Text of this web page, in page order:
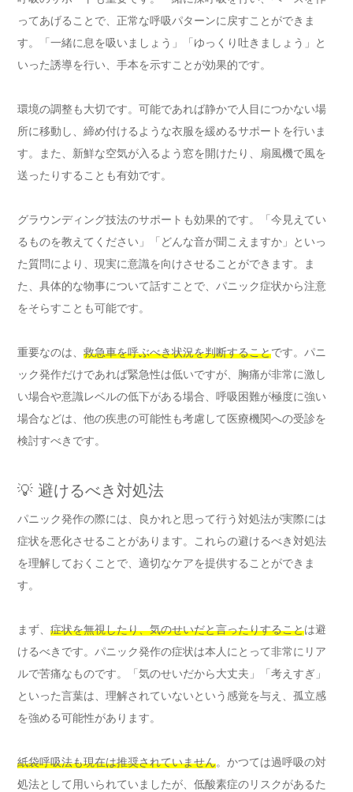
ってあげることで、正常な呼吸パターンに戻すことができま
す。「一緒に息を吸いましょう」「ゆっくり吐きましょう」と
いった誘導を行い、手本を示すことが効果的です。
環境の調整も大切です。可能であれば静かで人目につかない場
所に移動し、締め付けるような衣服を緩めるサポートを行いま
す。また、新鮮な空気が入るよう窓を開けたり、扇風機で風を
送ったりすることも有効です。
グラウンディング技法のサポートも効果的です。「今見えてい
るものを教えてください」「どんな音が聞こえますか」といっ
た質問により、現実に意識を向けさせることができます。ま
た、具体的な物事について話すことで、パニック症状から注意
をそらすことも可能です。
重要なのは、 救急車を呼ぶべき状況を判断することです。パニ
ック発作だけであれば緊急性は低いですが、胸痛が非常に激し
い場合や意識レベルの低下がある場合、呼吸困難が極度に強い
場合などは、他の疾患の可能性も考慮して医療機関への受診を
検討すべきです。
💡 避けるべき対処法
パニック発作の際には、良かれと思って行う対処法が実際には
症状を悪化させることがあります。これらの避けるべき対処法
を理解しておくことで、適切なケアを提供することができま
す。
まず、 症状を無視したり、気のせいだと言ったりすることは避
けるべきです。パニック発作の症状は本人にとって非常にリア
ルで苦痛なものです。「気のせいだから大丈夫」「考えすぎ」
といった言葉は、理解されていないという感覚を与え、孤立感
を強める可能性があります。
紙袋呼吸法も現在は推奨されていません。かつては過呼吸の対
処法として用いられていましたが、低酸素症のリスクがあるた